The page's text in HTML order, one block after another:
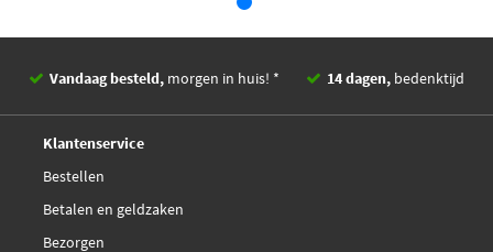
Vandaag besteld, morgen in huis! * 14 dagen, bedenktijd
Klantenservice
Bestellen
Betalen en geldzaken
Bezorgen